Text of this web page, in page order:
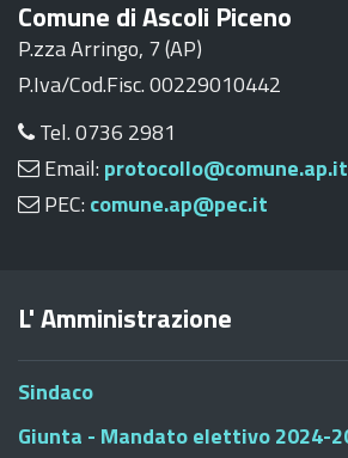
Comune di Ascoli Piceno
P.zza Arringo, 7 (AP)
P.Iva/Cod.Fisc. 00229010442
Tel. 0736 2981
Email: protocollo@comune.ap.it
PEC: comune.ap@pec.it
L' Amministrazione
Sindaco
Giunta - Mandato elettivo 2024-